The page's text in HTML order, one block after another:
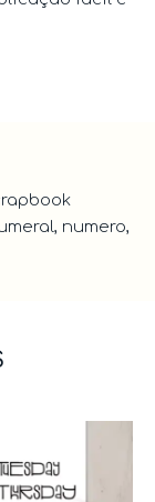
, numero,